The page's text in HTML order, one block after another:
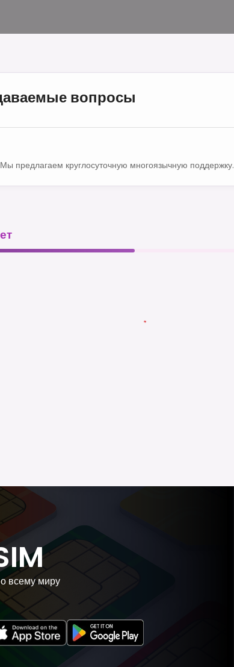
вопросы
предлагаем круглосуточную многоязычную поддержку.
всему миру